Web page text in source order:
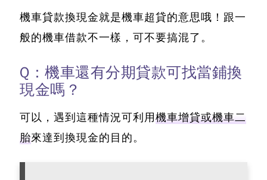
機車貸款換現金就是機車超貸的意思哦！ 跟一
般的機車借款不一樣，可不要搞混了。
Q：機車還有分期貸款可找當鋪換
現金嗎？
可以，遇到這種情況可利用機車增貸或機車二
胎來達到換現金的目的。